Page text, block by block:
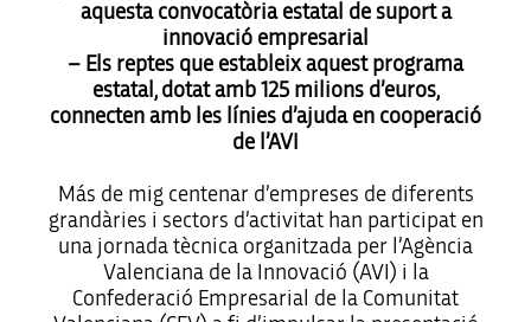
aquesta convocatòria estatal de suport a
innovació empresarial
– Els reptes que estableix aquest programa
estatal, dotat amb 125 milions d’euros,
connecten amb les línies d’ajuda en cooperació
de l’AVI
Más de mig centenar d’empreses de diferents
grandàries i sectors d’activitat han participat en
una jornada tècnica organitzada per l’Agència
Valenciana de la Innovació (AVI) i la
Confederació Empresarial de la Comunitat